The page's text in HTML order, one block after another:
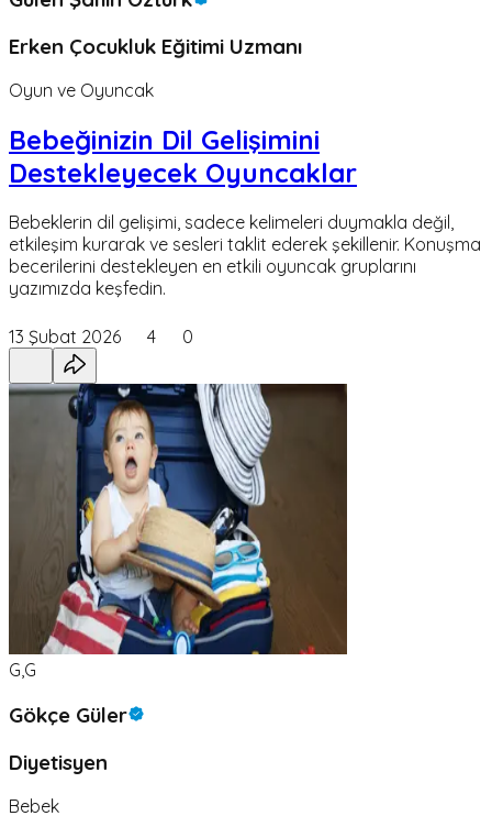
Erken Çocukluk Eğitimi Uzmanı
Oyun ve Oyuncak
Bebeğinizin Dil Gelişimini
Destekleyecek Oyuncaklar
Bebeklerin dil gelişimi, sadece kelimeleri duymakla değil,
etkileşim kurarak ve sesleri taklit ederek şekillenir. Konuşma
becerilerini destekleyen en etkili oyuncak gruplarını
yazımızda keşfedin.
13 Şubat 2026 4 0
G,G
Gökçe Güler
Diyetisyen
Bebek